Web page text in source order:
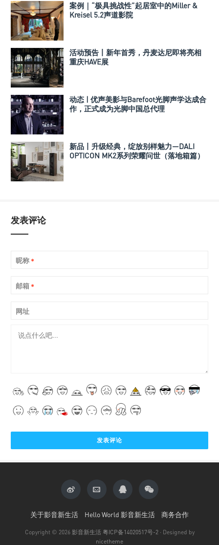
案例｜“极具挑战性”起居室中的Miller &
Kreisel 5.2声道影院
活动预告丨新年首秀，丹麦达尼即将亮相
重庆HAVE展
动态 | 优声美影与Barefoot光脚声学达成合
作，正式成为光脚中国总代理
新品丨升级经典，绽放别样魅力—DALI
OPTICON MK2系列荣耀问世（落地箱篇）
发表评论
昵称 *
邮箱 *
网址
关于影音新生活 Hello World 影音新生活 商务合作
Copyright © 2026 影音新生活 粤ICP备14020517号-2 · Designed by
nicetheme